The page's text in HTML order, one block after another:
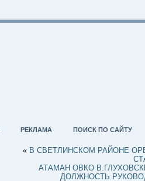
РЕКЛАМА ПОИСК ПО САЙТУ
« В СВЕТЛИНСКОМ РАЙОНЕ
АТАМАН ОВКО
ДОЛЖНОСТЬ